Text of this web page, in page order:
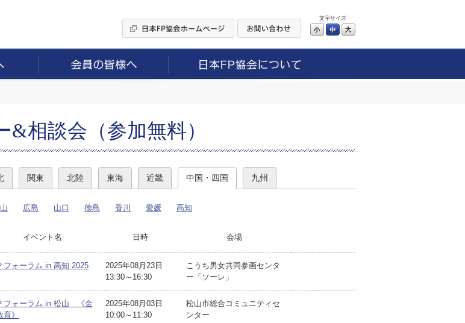
文字サイズ
小 中
&相談会（参加無料）
関東 北陸 東海 近畿 中国・四国 九州
広島 山口 徳島 香川 愛媛 高知
イベント名 日時 会場
フォーラム in 高知 2025
2025年08月23日
13:30～16:30
こうち男女共同参画センタ
ー「ソーレ」
フォーラム in 松山 《金
》
2025年08月03日
10:00～11:30
松山市総合コミュニティセ
ンター